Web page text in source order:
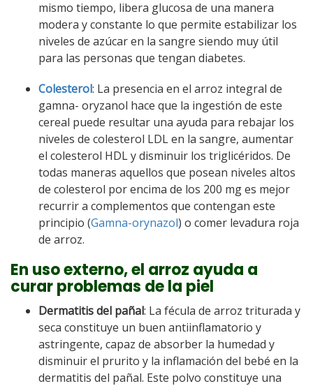
mismo tiempo, libera glucosa de una manera
modera y constante lo que permite estabilizar los
niveles de azúcar en la sangre siendo muy útil
para las personas que tengan diabetes.
Colesterol: La presencia en el arroz integral de
gamna- oryzanol hace que la ingestión de este
cereal puede resultar una ayuda para rebajar los
niveles de colesterol LDL en la sangre, aumentar
el colesterol HDL y disminuir los triglicéridos. De
todas maneras aquellos que posean niveles altos
de colesterol por encima de los 200 mg es mejor
recurrir a complementos que contengan este
principio (Gamna-orynazol) o comer levadura roja
de arroz.
En uso externo, el arroz ayuda a
curar problemas de la piel
Dermatitis del pañal: La fécula de arroz triturada y
seca constituye un buen antiinflamatorio y
astringente, capaz de absorber la humedad y
disminuir el prurito y la inflamación del bebé en la
dermatitis del pañal. Este polvo constituye una